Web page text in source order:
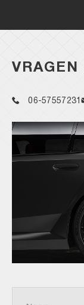
VRAGEN
06-57557231